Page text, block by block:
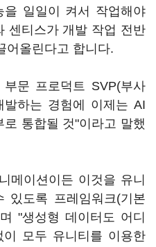
일일이 켜서 작업해야
센티스가 개발 작업 전반
어올린다고 합니다.
문 프로덕트 SVP(부사
하는 경험에 이제는 AI
통합될 것"이라고 말했
메이션이든 이것을 유니
있도록 프레임워크(기본
"생성형 데이터도 어디
이 모두 유니티를 이용한